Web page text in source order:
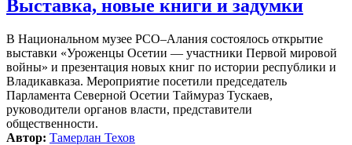
Выставка, новые книги и задумки
В Национальном музее РСО–Алания состоялось открытие
выставки «Уроженцы Осетии — участники Первой мировой
войны» и презентация новых книг по истории республики и
Владикавказа. Мероприятие посетили председатель
Парламента Северной Осетии Таймураз Тускаев,
руководители органов власти, представители
общественности.
Автор: Тамерлан Техов